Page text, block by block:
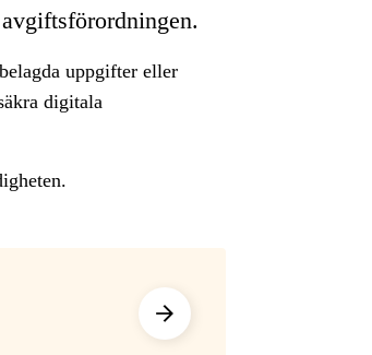
uppgifter eller
digitala